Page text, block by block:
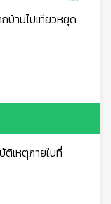
บ้านไปเที่ยวหยุด
ติเหตุภายในที่